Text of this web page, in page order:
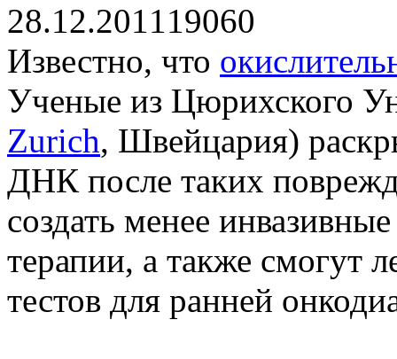
28.12.201119060
Известно, что
Ученые из Цюрихского
Zurich, Швейцария)
ДНК после таких
создать менее
терапии, а также смогут
тестов для ранней